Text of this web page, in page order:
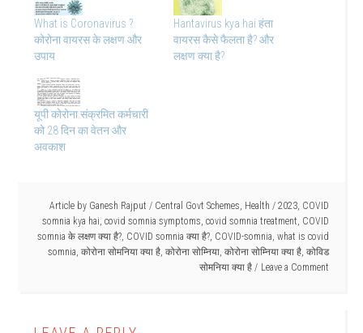
What is Coronavirus ?
कोरोना वायरस के लक्षण और
उपाय
Hantavirus kya hai हंता
वायरस कैसे फैलता है? और
लक्षण क्या है?
यूपी कोरोना संक्रमित कर्मचारी
को 28 दिन का वेतन और
अवकाश
Article by Ganesh Rajput / Central Govt Schemes Health / 2023, COVID
somnia kya hai covid somnia symptoms covid somnia treatment COVID
somnia के लक्षण क्या है?, COVID somnia क्या है?, COVID-somnia what is covid
somnia कोरोना सोमनिया क्या है, कोरोना सोम्निया, कोरोना सोम्निया क्या है, कोविड
सोमनिया क्या है
Leave a Comment